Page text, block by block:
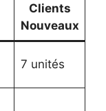
Clients
Nouveaux
7 unités